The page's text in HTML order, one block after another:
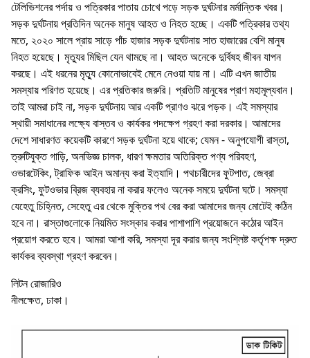
টেলিভিশনের পর্দায় ও পত্রিকার পাতায় চোখে পড়ে সড়ক দুর্ঘটনার মর্মান্তিক খবর।
সড়ক দুর্ঘটনায় প্রতিদিন অনেক মানুষ আহত ও নিহত হচ্ছে। একটি পত্রিকার তথ্য
মতে, ২০২০ সালে প্রায় সাড়ে পাঁচ হাজার সড়ক দুর্ঘটনায় সাত হাজারের বেশি মানুষ
নিহত হয়েছে। মৃত্যুর মিছিল যেন থামছে না। আহত অনেকে দুর্বিষহ জীবন যাপন
করছে। এই ধরনের মৃত্যু কোনােভাবেই মেনে নেওয়া যায় না। এটি এখন জাতীয়
সমস্যায় পরিণত হয়েছে। এর প্রতিকার জরুরি। প্রতিটি মানুষের প্রাণ মহামূল্যবান।
তাই আমরা চাই না, সড়ক দুর্ঘটনায় আর একটি প্রাণও ঝরে পড়ক। এই সমস্যার
স্থায়ী সমাধানের লক্ষ্যে বাস্তব ও কার্যকর পদক্ষেপ গ্রহণ করা দরকার। আমাদের
দেশে সাধারণত কয়েকটি কারণে সড়ক দুর্ঘটনা হয়ে থাকে; যেমন - অনুপযােগী রাস্তা,
ত্রুটিযুক্ত গাড়ি, অনভিজ্ঞ চালক, ধারণ ক্ষমতার অতিরিক্ত পণ্য পরিবহণ,
ওভারটেকিং, ট্রাফিক আইন অমান্য করা ইত্যাদি। পথচারীদের ফুটপাত, জেব্রা
ক্রসিং, ফুটওভার ব্রিজ ব্যবহার না করার ফলেও অনেক সময়ে দুর্ঘটনা ঘটে। সমস্যা
যেহেতু চিহ্নিত, সেহেতু এর থেকে মুক্তির পথ বের করা আমাদের জন্য মােটেই কঠিন
হবে না। রাস্তাগুলােকে নিয়মিত সংস্কার করার পাশাপাশি প্রয়ােজনে কঠোর আইন
প্রয়ােগ করতে হবে। আমরা আশা করি, সমস্যা দূর করার জন্য সংশ্লিষ্ট কর্তৃপক্ষ দ্রুত
কার্যকর ব্যবস্থা গ্রহণ করবেন।
লিটন রােজারিও
নীলক্ষেত, ঢাকা।